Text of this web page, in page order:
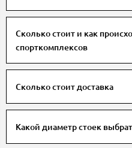
Сколько стоит и как
спорткомплексов
Сколько стоит доставка
Какой диаметр стоек